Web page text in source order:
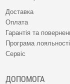
Доставка
Оплата
Гарантія та
Програма лояльності
Сервіс
ДОПОМОГА